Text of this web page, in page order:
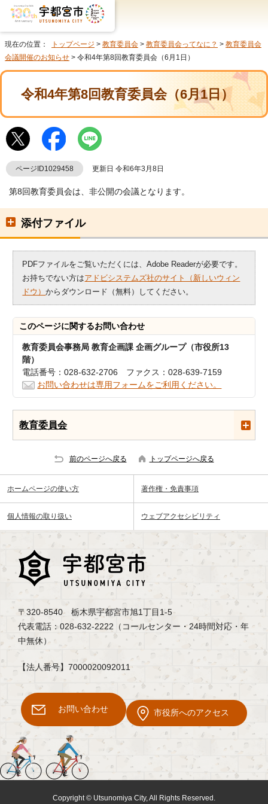
現在の位置： トップページ > 教育委員会 > 教育委員会ってなに？ > 教育委員会
会議開催のお知らせ > 令和4年第8回教育委員会（6月1日）
令和4年第8回教育委員会（6月1日）
ページID1029458 更新日 令和6年3月8日
第8回教育委員会は、非公開の会議となります。
添付ファイル
PDFファイルをご覧いただくには、Adobe Readerが必要です。
お持ちでない方はアドビシステムズ社のサイト（新しいウィン
ドウ）からダウンロード（無料）してください。
このページに関するお問い合わせ
教育委員会事務局 教育企画課 企画グループ（市役所13
階）
電話番号：028-632-2706 ファクス：028-639-7159
お問い合わせは専用フォームをご利用ください。
教育委員会
前のページへ戻る トップページへ戻る
ホームページの使い方 著作権・免責事項
個人情報の取り扱い ウェブアクセシビリティ
〒320-8540 栃木県宇都宮市旭1丁目1-5
代表電話：028-632-2222（コールセンター・24時間対応・年
中無休）
【法人番号】7000020092011
お問い合わせ 市役所へのアクセス
Copyright © Utsunomiya City, All Rights Reserved.